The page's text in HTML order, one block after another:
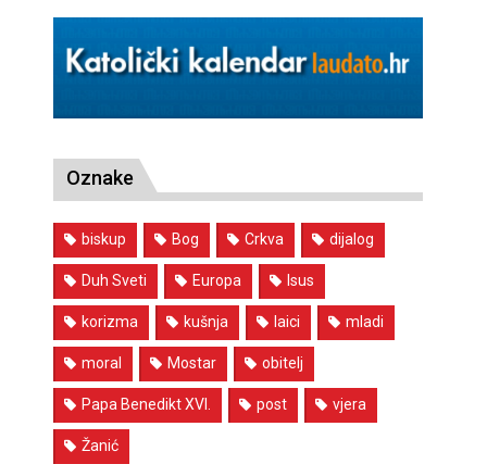
Oznake
biskup Bog Crkva dijalog
Duh Sveti Europa Isus
korizma kušnja laici mladi
moral Mostar obitelj
Papa Benedikt XVI. post vjera
Žanić